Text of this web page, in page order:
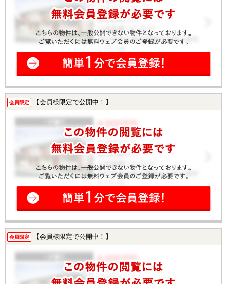
会員限定 【会員様限定で公開中！】
会員限定 【会員様限定で公開中！】